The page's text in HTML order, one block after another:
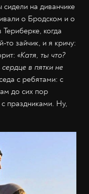
на диванчике
о Бродском и о
когда
то зайчик, и я кричу:
«Катя, ты что?
в пятки не
с ребятами: с
до сих пор
праздниками. Ну,